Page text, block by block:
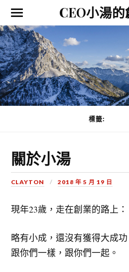
CEO小湯
標籤:
關於小湯
CLAYTON 2018 年 5 月 19 日
現年23歲，走在創業的路上：
略有小成，還沒有獲得大成
跟你們一樣，跟你們一起。